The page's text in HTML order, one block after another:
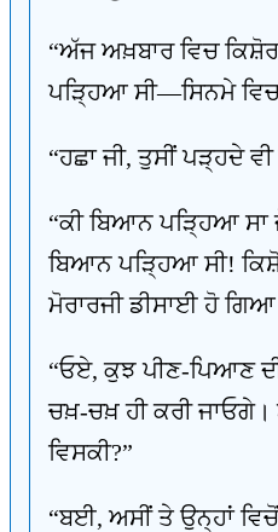
“ਅੱਜ ਅਖ਼ਬਾਰ ਵਿਚ
ਪੜ੍ਹਿਆ ਸੀ—ਸਿਨਮੇ
“ਹਛਾ ਜੀ, ਤੁਸੀਂ ਪੜ੍ਹਦੇ
“ਕੀ ਬਿਆਨ ਪੜ੍ਹਿਆ ਸਾ
ਬਿਆਨ ਪੜ੍ਹਿਆ ਸੀ!
ਮੋਰਾਰਜੀ ਡੀਸਾਈ ਹੋ
“ਓਏ, ਕੁਝ ਪੀਣ-ਪਿਆਣ
ਚਖ਼-ਚਖ਼ ਹੀ ਕਰੀ ਜਾਓਗੇ।
ਵਿਸਕੀ?”
“ਬਈ, ਅਸੀਂ ਤੇ ਉਨ੍ਹਾਂ